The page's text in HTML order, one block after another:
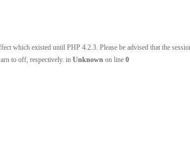
which existed until PHP 4.2.3. Please be advised that the
to off, respectively. in Unknown on line 0